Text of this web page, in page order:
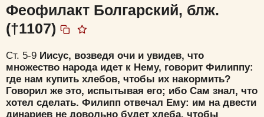
Феофилакт Болгарский, блж.
(†1107)
Ст. 5-9 Иисус, возведя очи и увидев, что
множество народа идет к Нему, говорит Филиппу:
где нам купить хлебов, чтобы их накормить?
Говорил же это, испытывая его; ибо Сам знал, что
хотел сделать. Филипп отвечал Ему: им на двести
динариев не довольно будет хлеба, чтобы